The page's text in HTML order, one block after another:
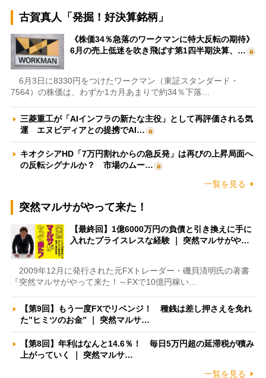
古賀真人「発掘！好決算銘柄」
《株価34％急落のワークマンに特大反転の期待》
6月の売上低迷を吹き飛ばす第1四半期決算、…
6月3日に8330円をつけたワークマン（東証スタンダード・
7564）の株価は、わずか1カ月あまりで約34％下落…
三菱重工が「AIインフラの新たな主役」として再評価される気
運 エヌビディアとの提携でAI…
キオクシアHD「7万円割れからの急反発」は再びの上昇局面へ
の反転シグナルか？ 市場のムー…
一覧を見る
突然マルサがやって来た！
【最終回】1億6000万円の負債と引き換えに手に
入れたプライスレスな経験 ｜ 突然マルサがや…
2009年12月に発行された元FXトレーダー・磯貝清明氏の著書
『突然マルサがやって来た！～FXで10億円稼い…
【第9回】もう一度FXでリベンジ！ 種銭は差し押さえを免れ
た”ヒミツのお金” ｜ 突然マルサ…
【第8回】年利はなんと14.6％！ 毎日5万円超の延滞税が積み
上がっていく ｜ 突然マルサ…
一覧を見る